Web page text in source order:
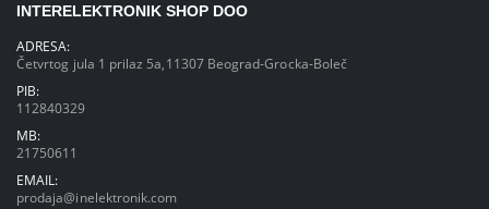
INTERELEKTRONIK SHOP DOO
ADRESA:
Četvrtog jula 1 prilaz 5a,11307 Beograd-Grocka-Boleč
PIB:
112840329
MB:
21750611
EMAIL:
prodaja@inelektronik.com